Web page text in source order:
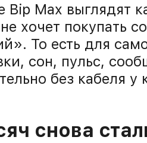
Bip Max выглядят
хочет покупать
То есть для
сон, пульс,
без кабеля у
снова